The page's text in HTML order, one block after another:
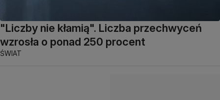
"Liczby nie kłamią". Liczba przechwyceń
wzrosła o ponad 250 procent
ŚWIAT